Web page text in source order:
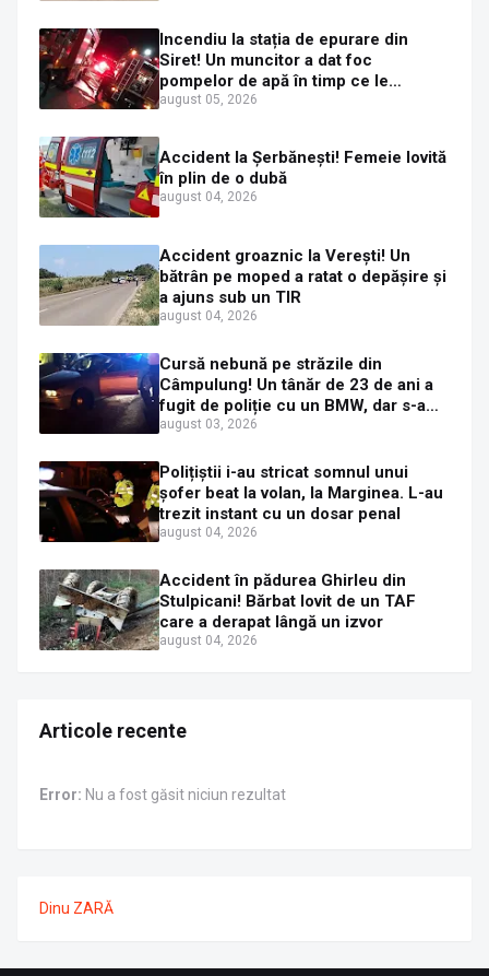
Incendiu la stația de epurare din
Siret! Un muncitor a dat foc
pompelor de apă în timp ce le
alimenta cu combustibil
august 05, 2026
Accident la Șerbănești! Femeie lovită
în plin de o dubă
august 04, 2026
Accident groaznic la Verești! Un
bătrân pe moped a ratat o depășire și
a ajuns sub un TIR
august 04, 2026
Cursă nebună pe străzile din
Câmpulung! Un tânăr de 23 de ani a
fugit de poliție cu un BMW, dar s-a
oprit într-un gard de pe strada
august 03, 2026
Polițiștii i-au stricat somnul unui
șofer beat la volan, la Marginea. L-au
trezit instant cu un dosar penal
august 04, 2026
Accident în pădurea Ghirleu din
Stulpicani! Bărbat lovit de un TAF
care a derapat lângă un izvor
august 04, 2026
Articole recente
Error: Nu a fost găsit niciun rezultat
Dinu ZARĂ